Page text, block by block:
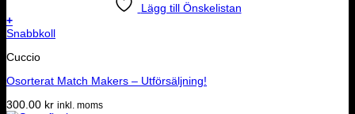
Lägg till Önskelistan
+
Snabbkoll
Cuccio
Osorterat Match Makers – Utförsäljning!
300.00 kr inkl. moms